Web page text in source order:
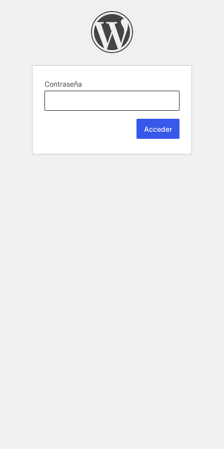
Contraseña